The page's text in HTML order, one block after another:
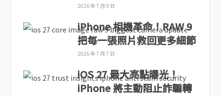
2026 年 7 月 9 日
iPhone 相機革命！RAW 9
把每一張照片救回更多細節
2026 年 7 月 7 日
iOS 27 最大亮點曝光！
iPhone 將主動阻止詐騙轉